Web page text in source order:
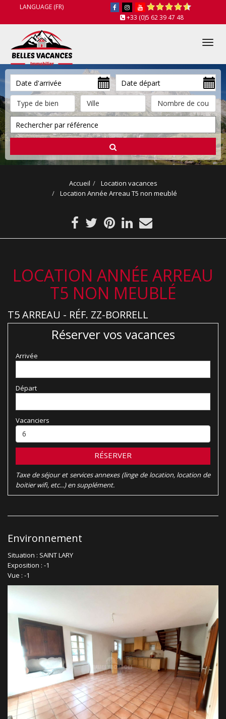
LANGUAGE (FR)
+33 (0)5 62 39 47 48
Accueil
Location vacances
Location Année Arreau T5 non meublé
LOCATION ANNÉE ARREAU
T5 NON MEUBLÉ
T5 ARREAU - RÉF. ZZ-BORRELL
Réserver vos vacances
Arrivée
Départ
Vacanciers
RÉSERVER
Taxe de séjour et services annexes (linge de location, location de
boitier wifi, etc...) en supplément.
Environnement
Situation : SAINT LARY
Exposition : -1
Vue : -1